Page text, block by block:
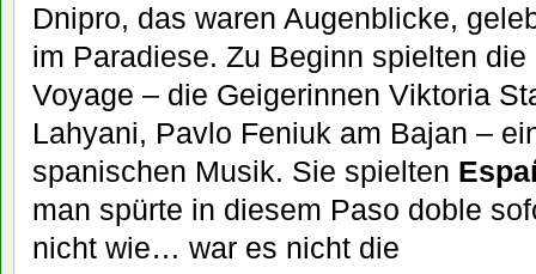
Dnipro, das waren Augenblicke,
im Paradiese. Zu Beginn spielten
Voyage – die Geigerinnen Viktoria
Lahyani, Pavlo Feniuk am Bajan –
spanischen Musik. Sie spielten
man spürte in diesem Paso doble
nicht wie… war es nicht die